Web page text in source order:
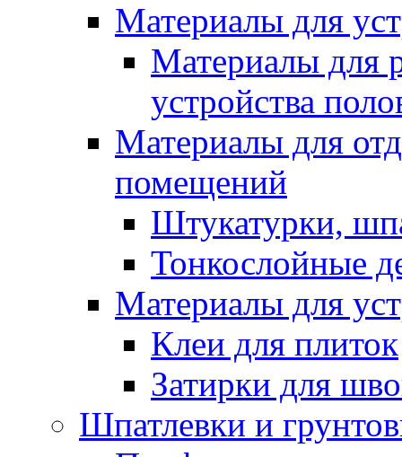
Материалы для
Материалы для
устройства
Материалы для
помещений
Штукатурки,
Тонкослойные
Материалы для
Клеи для плиток
Затирки для
Шпатлевки и